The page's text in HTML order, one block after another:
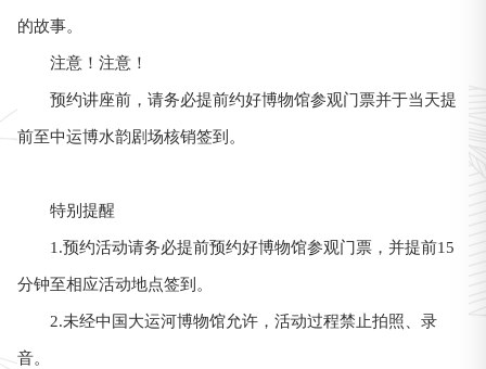
的故事。
注意！注意！
预约讲座前，请务必提前约好博物馆参观门票并于当天提
前至中运博水韵剧场核销签到。
特别提醒
1.预约活动请务必提前预约好博物馆参观门票，并提前15
分钟至相应活动地点签到。
2.未经中国大运河博物馆允许，活动过程禁止拍照、录
音。